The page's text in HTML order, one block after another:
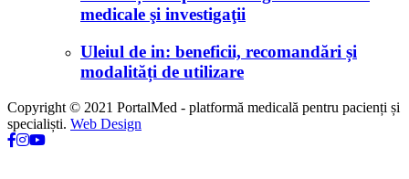
medicale şi investigaţii
Uleiul de in: beneficii, recomandări și
modalități de utilizare
Copyright © 2021 PortalMed - platformă medicală pentru pacienți și
specialiști. Web Design